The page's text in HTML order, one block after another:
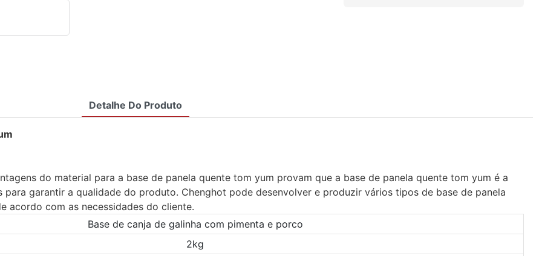
Detalhe Do Produto
do material para a base de panela quente tom yum provam que a base de panela quente tom yum é a
garantir a qualidade do produto. Chenghot pode desenvolver e produzir vários tipos de base de panela
acordo com as necessidades do cliente.
Base de canja de galinha com pimenta e porco
2kg